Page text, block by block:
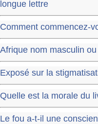
longue lettre
Comment commencez-
Afrique nom masculin
Exposé sur la
Quelle est la morale du
Le fou a-t-il une